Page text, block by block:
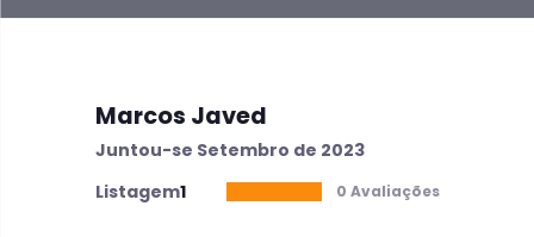
Marcos Javed
Juntou-se Setembro de 2023
Listagem1 0 Avaliações